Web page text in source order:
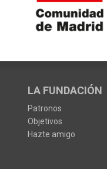
LA FUNDACIÓN
Patronos
Objetivos
Hazte amigo